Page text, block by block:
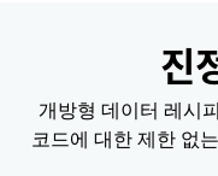
진
개방형 데이터 레시
코드에 대한 제한 없